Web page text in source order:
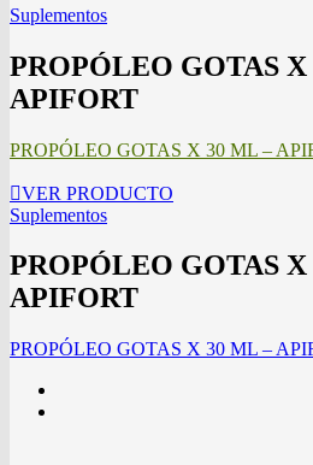
Suplementos
PROPÓLEO GOTAS
APIFORT
PROPÓLEO GOTAS X 30 ML –
VER PRODUCTO
Suplementos
PROPÓLEO GOTAS
APIFORT
PROPÓLEO GOTAS X 30 ML –